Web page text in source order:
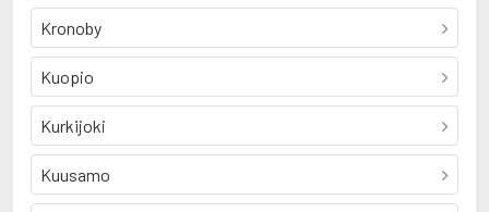
Kronoby
Kuopio
Kurkijoki
Kuusamo